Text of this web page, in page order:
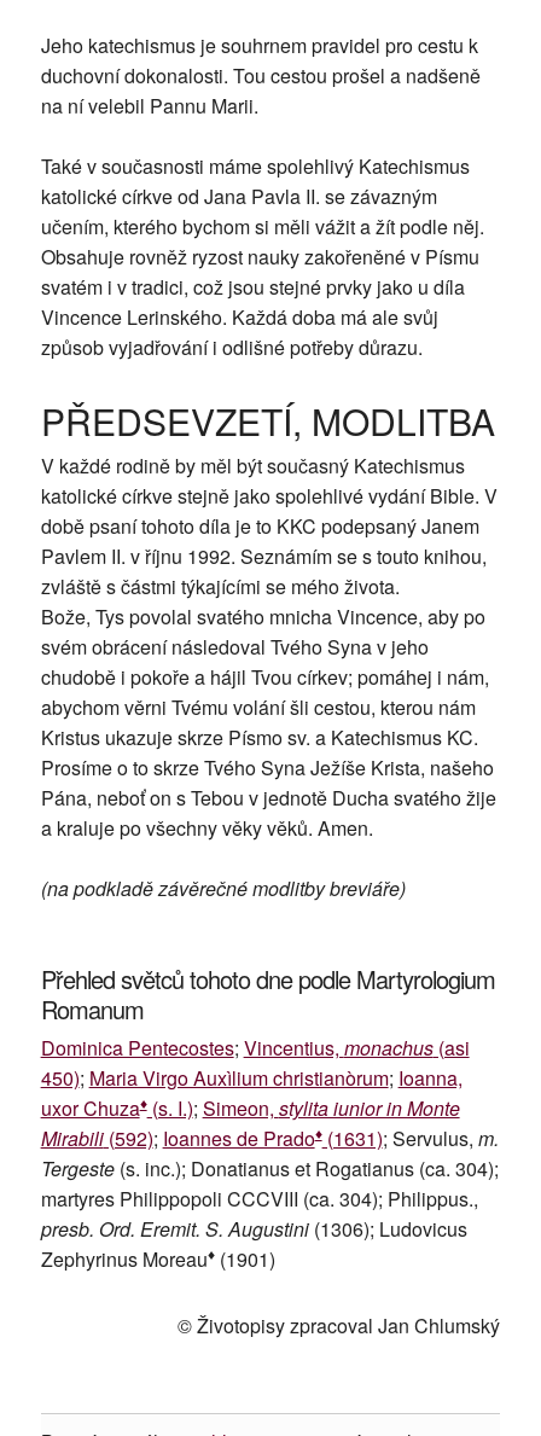
Jeho katechismus je souhrnem pravidel pro cestu k
duchovní dokonalosti. Tou cestou prošel a nadšeně
na ní velebil Pannu Marii.
Také v současnosti máme spolehlivý Katechismus
katolické církve od Jana Pavla II. se závazným
učením, kterého bychom si měli vážit a žít podle něj.
Obsahuje rovněž ryzost nauky zakořeněné v Písmu
svatém i v tradici, což jsou stejné prvky jako u díla
Vincence Lerinského. Každá doba má ale svůj
způsob vyjadřování i odlišné potřeby důrazu.
PŘEDSEVZETÍ, MODLITBA
V každé rodině by měl být současný Katechismus
katolické církve stejně jako spolehlivé vydání Bible. V
době psaní tohoto díla je to KKC podepsaný Janem
Pavlem II. v říjnu 1992. Seznámím se s touto knihou,
zvláště s částmi týkajícími se mého života.
Bože, Tys povolal svatého mnicha Vincence, aby po
svém obrácení následoval Tvého Syna v jeho
chudobě i pokoře a hájil Tvou církev; pomáhej i nám,
abychom věrni Tvému volání šli cestou, kterou nám
Kristus ukazuje skrze Písmo sv. a Katechismus KC.
Prosíme o to skrze Tvého Syna Ježíše Krista, našeho
Pána, neboť on s Tebou v jednotě Ducha svatého žije
a kraluje po všechny věky věků. Amen.
(na podkladě závěrečné modlitby breviáře)
Přehled světců tohoto dne podle Martyrologium
Romanum
Dominica Pentecostes; Vincentius, monachus(asi
450); Maria Virgo Auxìlium christianòrum; Ioanna,
uxor Chuza♦(s. I.); Simeon, stylita iunior in Monte
Mirabili(592); Ioannes de Prado♦(1631); Servulus, m.
Tergeste(s. inc.); Donatianus et Rogatianus (ca. 304);
martyres Philippopoli CCCVIII (ca. 304); Philippus.,
presb. Ord. Eremit. S. Augustini(1306); Ludovicus
Zephyrinus Moreau♦(1901)
© Životopisy zpracoval Jan Chlumský